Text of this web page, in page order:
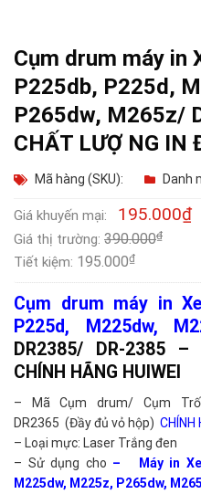
Cụm drum máy in
P225db, P225d,
P265dw, M265z/
CHẤT LƯỢ NG IN
Mã hàng (SKU): Danh
Giá khuyến mại: 195.000₫
Giá thị trường: 390.000₫
Tiết kiệm: 195.000₫
Cụm drum máy in
P225d, M225dw,
DR2385/ DR-2385
CHÍNH HÃNG HUIWEI
– Mã Cụm drum/ Cụm
DR2365 (Đầy đủ vỏ hộp) CHÍNH
– Loại mực: Laser Trắng đen
– Sử dụng cho – Máy in
M225dw, M225z, P265dw,